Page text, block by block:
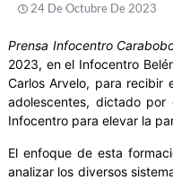
24 De Octubre De 2023
Prensa Infocentro
2023, en el Infocentro
Carlos Arvelo, para recibir
adolescentes, dictado
Infocentro para elevar la
El enfoque de esta
analizar los diversos